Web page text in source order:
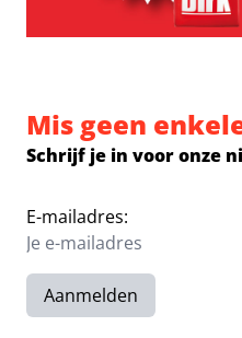
Mis geen
Schrijf je in voor onze
E-mailadres:
Aanmelden